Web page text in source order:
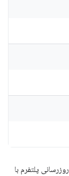
پلتفرم با